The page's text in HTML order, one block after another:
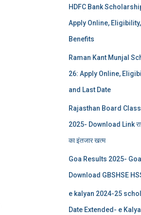
HDFC Bank
Apply Online,
Benefits
Raman Kant Munjal
26: Apply Online,
and Last Date
Rajasthan Board
2025- Download Link
का इंतजार खत्‍म
Goa Results 2025-
Download GBSHSE
e kalyan 2024-25
Date Extended- e